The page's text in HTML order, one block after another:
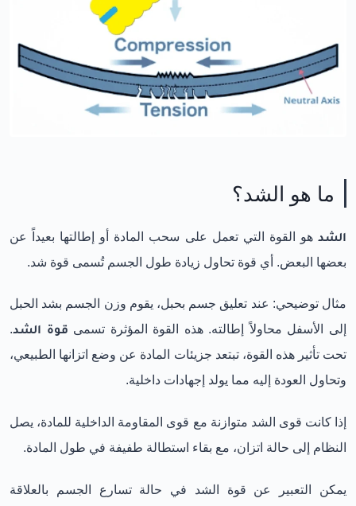
ما هو الشد؟
الشد هو القوة التي تعمل على سحب المادة أو إطالتها بعيداً عن
بعضها البعض. أي قوة تحاول زيادة طول الجسم تُسمى قوة شد.
مثال توضيحي: عند تعليق جسم بحبل، يقوم وزن الجسم بشد الحبل
إلى الأسفل محاولاً إطالته. هذه القوة المؤثرة تسمى قوة الشد.
تحت تأثير هذه القوة، تبتعد جزيئات المادة عن وضع اتزانها الطبيعي،
وتحاول العودة إليه مما يولد إجهادات داخلية.
إذا كانت قوى الشد متوازنة مع قوى المقاومة الداخلية للمادة، يصل
النظام إلى حالة اتزان، مع بقاء استطالة طفيفة في طول المادة.
يمكن التعبير عن قوة الشد في حالة تسارع الجسم بالعلاقة